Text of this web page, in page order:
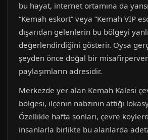
bu hayat, internet ortamına da
“Kemah eskort” veya “Kemah VIP
dışarıdan gelenlerin bu bölgeyi
değerlendirdiğini gösterir. Oysa
şeyden önce doğal bir
paylaşımların adresidir.
Merkezde yer alan Kemah Kalesi
bölgesi, ilçenin nabzının attığı
Özellikle hafta sonları, çevre
insanlarla birlikte bu alanlarda